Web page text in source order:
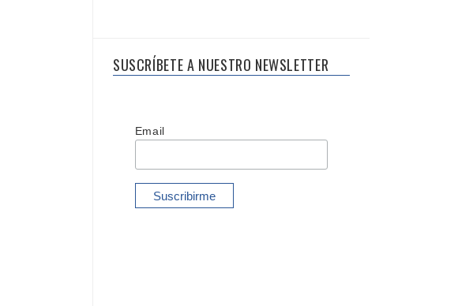
SUSCRÍBETE A NUESTRO NEWSLETTER
Email